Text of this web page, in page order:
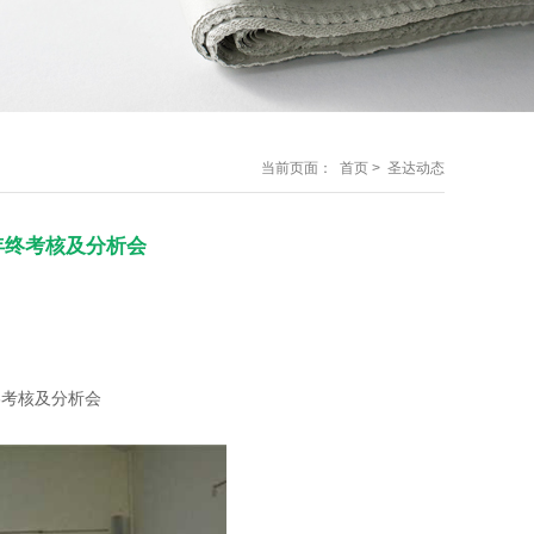
当前页面： 首页 > 圣达动态
考核及分析会
核及分析会